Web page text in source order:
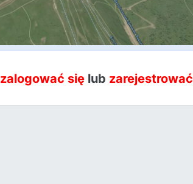
zalogować się lub zarejestrować